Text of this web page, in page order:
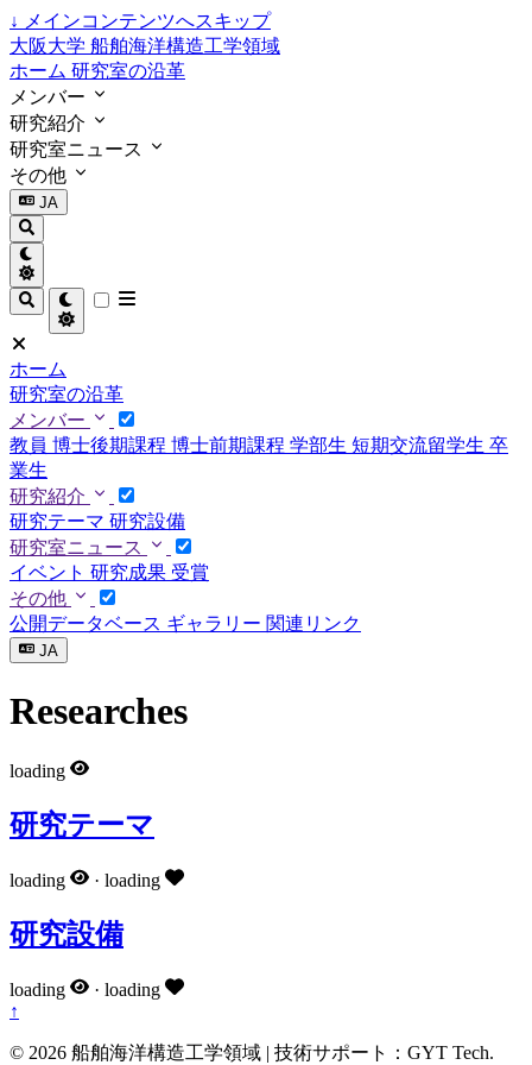
↓ メインコンテンツへスキップ
大阪大学 船舶海洋構造工学領域
ホーム 研究室の沿革
メンバー
研究紹介
研究室ニュース
その他
JA
ホーム
研究室の沿革
メンバー
教員 博士後期課程 博士前期課程 学部生 短期交流留学生 卒
業生
研究紹介
研究テーマ 研究設備
研究室ニュース
イベント 研究成果 受賞
その他
公開データベース ギャラリー 関連リンク
JA
Researches
loading
研究テーマ
loading · loading
研究設備
loading · loading
↑
© 2026 船舶海洋構造工学領域 | 技術サポート：GYT Tech.